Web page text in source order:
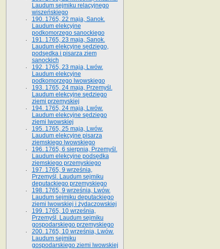
Laudum sejmiku relacyjnego
wiszeńskiego
190. 1765, 22 maja, Sanok.
Laudum elekcyjne
podkomorzego sanockiego
191. 1765, 23 maja, Sanok.
Laudum elekcyjne sędziego,
podsędka i pisarza ziem
sanockich
192. 1765, 23 maja, Lwów.
Laudum elekcyjne
podkomorzego lwowskiego
193. 1765, 24 maja, Przemyśl.
Laudum elekcyjne sędziego
ziemi przemyskiej
194. 1765, 24 maja, Lwów.
Laudum elekcyjne sędziego
ziemi lwowskiej
195. 1765, 25 maja, Lwów.
Laudum elekcyjne pisarza
ziemskiego lwowskiego
196. 1765, 6 sierpnia, Przemyśl.
Laudum elekcyjne podsędka
ziemskiego przemyskiego
197. 1765, 9 września,
Przemyśl. Laudum sejmiku
deputackiego przemyskiego
198. 1765, 9 września, Lwów.
Laudum sejmiku deputackiego
ziemi lwowskiej i żydaczowskiej
199. 1765, 10 września,
Przemyśl. Laudum sejmiku
gospodarskiego przemyskiego
200. 1765, 10 września, Lwów.
Laudum sejmiku
gospodarskiego ziemi lwowskiej